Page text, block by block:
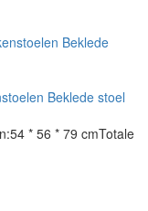
Beklede stoel
* 56 * 79 cmTotale